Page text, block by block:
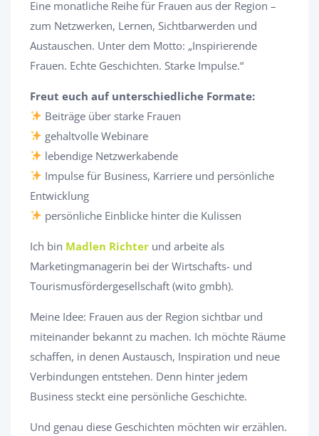
Eine monatliche Reihe für Frauen aus der Region –
zum Netzwerken, Lernen, Sichtbarwerden und
Austauschen. Unter dem Motto: „Inspirierende
Frauen. Echte Geschichten. Starke Impulse.“
Freut euch auf unterschiedliche Formate:
Beiträge über starke Frauen
gehaltvolle Webinare
lebendige Netzwerkabende
Impulse für Business, Karriere und persönliche
Entwicklung
persönliche Einblicke hinter die Kulissen
Ich bin Madlen Richter und arbeite als
Marketingmanagerin bei der Wirtschafts- und
Tourismusfördergesellschaft (wito gmbh).
Meine Idee: Frauen aus der Region sichtbar und
miteinander bekannt zu machen. Ich möchte Räume
schaffen, in denen Austausch, Inspiration und neue
Verbindungen entstehen. Denn hinter jedem
Business steckt eine persönliche Geschichte.
Und genau diese Geschichten möchten wir erzählen.